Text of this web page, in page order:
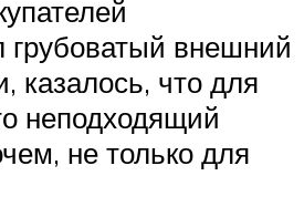
грубоватый внешний
казалось, что для
неподходящий
не только для